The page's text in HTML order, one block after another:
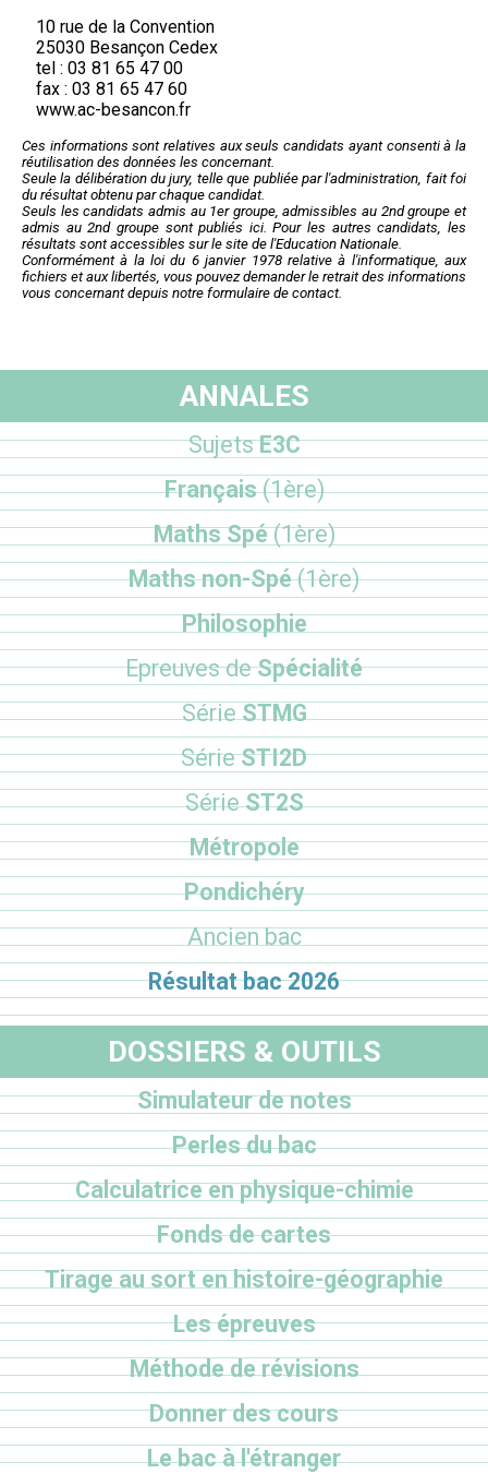
10 rue de la Convention
25030 Besançon Cedex
tel : 03 81 65 47 00
fax : 03 81 65 47 60
www.ac-besancon.fr
Ces informations sont relatives aux seuls candidats ayant consenti à la
réutilisation des données les concernant.
Seule la délibération du jury, telle que publiée par l'administration, fait foi
du résultat obtenu par chaque candidat.
Seuls les candidats admis au 1er groupe, admissibles au 2nd groupe et
admis au 2nd groupe sont publiés ici. Pour les autres candidats, les
résultats sont accessibles sur le site de l'Education Nationale.
Conformément à la loi du 6 janvier 1978 relative à l'informatique, aux
fichiers et aux libertés, vous pouvez demander le retrait des informations
vous concernant depuis notre formulaire de contact.
ANNALES
SujetsE3C
Français(1ère)
Maths Spé(1ère)
Maths non-Spé(1ère)
Philosophie
Epreuves deSpécialité
SérieSTMG
SérieSTI2D
SérieST2S
Métropole
Pondichéry
Ancien bac
Résultat bac 2026
DOSSIERS & OUTILS
Simulateur de notes
Perles du bac
Calculatrice en physique-chimie
Fonds de cartes
Tirage au sort en histoire-géographie
Les épreuves
Méthode de révisions
Donner des cours
Le bac à l'étranger